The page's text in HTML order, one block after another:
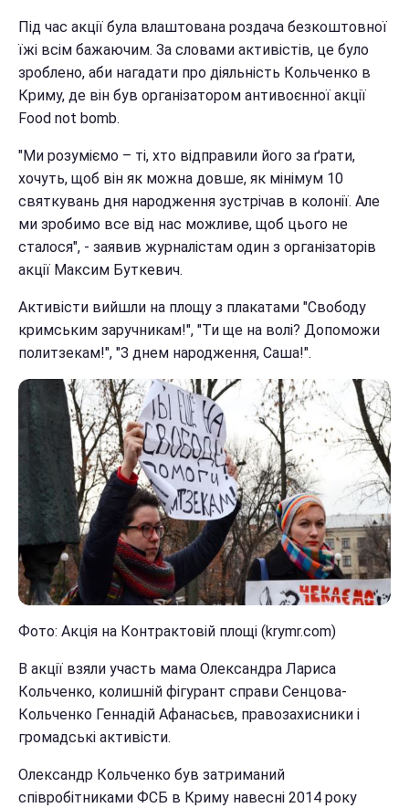
Під час акції була влаштована роздача безкоштовної
їжі всім бажаючим. За словами активістів, це було
зроблено, аби нагадати про діяльність Кольченко в
Криму, де він був організатором антивоєнної акції
Food not bomb.
"Ми розуміємо – ті, хто відправили його за ґрати,
хочуть, щоб він як можна довше, як мінімум 10
святкувань дня народження зустрічав в колонії. Але
ми зробимо все від нас можливе, щоб цього не
сталося", - заявив журналістам один з організаторів
акції Максим Буткевич.
Активісти вийшли на площу з плакатами "Свободу
кримським заручникам!", "Ти ще на волі? Допоможи
политзекам!", "З днем народження, Саша!".
Фото: Акція на Контрактовій площі (krymr.com)
В акції взяли участь мама Олександра Лариса
Кольченко, колишній фігурант справи Сенцова-
Кольченко Геннадій Афанасьєв, правозахисники і
громадські активісти.
Олександр Кольченко був затриманий
співробітниками ФСБ в Криму навесні 2014 року